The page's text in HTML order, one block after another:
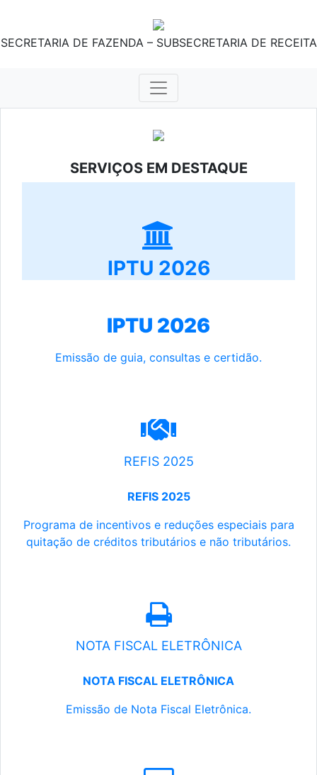
SECRETARIA DE FAZENDA – SUBSECRETARIA DE RECEITA
SERVIÇOS EM DESTAQUE
IPTU 2026
IPTU 2026
Emissão de guia, consultas e certidão.
REFIS 2025
REFIS 2025
Programa de incentivos e reduções especiais para
quitação de créditos tributários e não tributários.
NOTA FISCAL ELETRÔNICA
NOTA FISCAL ELETRÔNICA
Emissão de Nota Fiscal Eletrônica.